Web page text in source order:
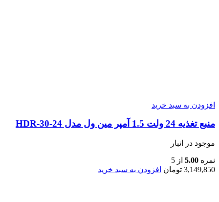
افزودن به سبد خرید
منبع تغذیه 24 ولت 1.5 آمپر مین ول مدل HDR-30-24
موجود در انبار
نمره 5.00 از 5
3,149,850 تومان افزودن به سبد خرید